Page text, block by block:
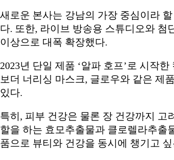
새로운 본사는 강남의 가장 중심이라
다. 또한, 라이브 방송용 스튜디오와 첨
이상으로 대폭 확장했다.
2023년 단일 제품 ‘알파 호프’로 시작
보더 너리싱 마스크, 글로우와 같은 제
있다.
특히, 피부 건강은 물론 장 건강까지 고
할을 하는 효모추출물과 클로렐라추출
품으로 뷰티와 건강을 동시에 챙기고